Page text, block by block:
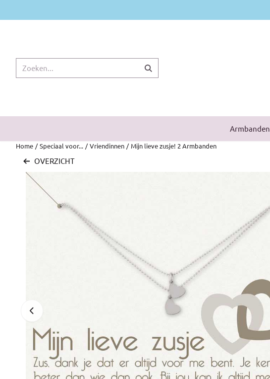
Armbanden
Home / Speciaal voor... / Vriendinnen / Mijn lieve zusje! 2 Armbanden
OVERZICHT